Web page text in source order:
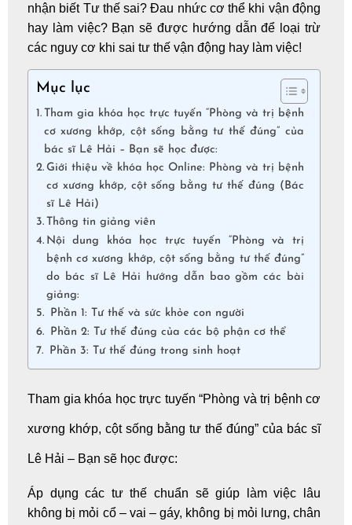
nhận biết Tư thế sai? Đau nhức cơ thể khi vận động
hay làm việc? Bạn sẽ được hướng dẫn để loại trừ
các nguy cơ khi sai tư thế vận động hay làm việc!
Mục lục
Tham gia khóa học trực tuyến “Phòng và trị bệnh
cơ xương khớp, cột sống bằng tư thế đúng” của
bác sĩ Lê Hải – Bạn sẽ học được:
Giới thiệu về khóa học Online: Phòng và trị bệnh
cơ xương khớp, cột sống bằng tư thế đúng (Bác
sĩ Lê Hải)
Thông tin giảng viên
Nội dung khóa học trực tuyến “Phòng và trị
bệnh cơ xương khớp, cột sống bằng tư thế đúng”
do bác sĩ Lê Hải hướng dẫn bao gồm các bài
giảng:
Phần 1: Tư thế và sức khỏe con người
Phần 2: Tư thế đúng của các bộ phận cơ thể
Phần 3: Tư thế đúng trong sinh hoạt
Tham gia khóa học trực tuyến “Phòng và trị bệnh cơ
xương khớp, cột sống bằng tư thế đúng” của bác sĩ
Lê Hải – Bạn sẽ học được:
Áp dụng các tư thế chuẩn sẽ giúp làm việc lâu
không bị mỏi cổ– vai – gáy, không bị mỏi lưng, chân